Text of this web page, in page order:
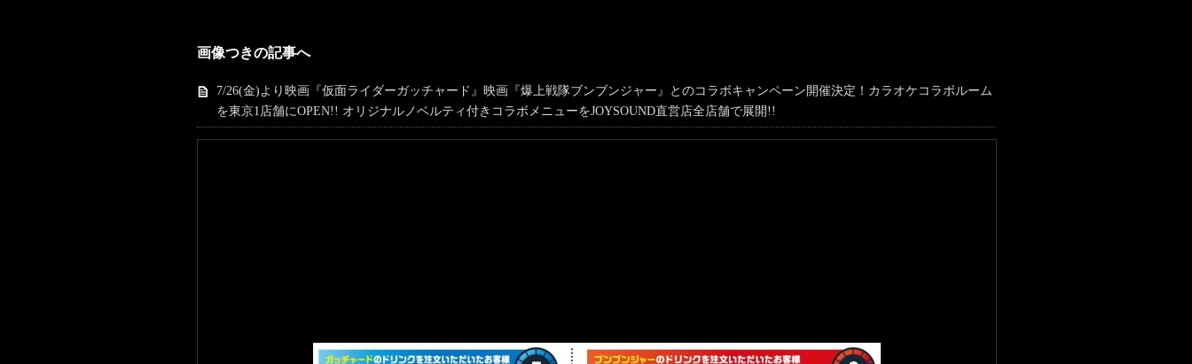
画像つきの記事へ
7/26(金)より映画『仮面ライダーガッチャード』映画『爆上戦隊ブンブンジャー』とのコラボキャンペーン開催決定！カラオケコラボルーム
を東京1店舗にOPEN!! オリジナルノベルティ付きコラボメニューをJOYSOUND直営店全店舗で展開!!